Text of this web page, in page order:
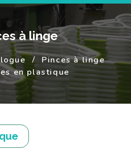
à linge
Pinces à linge
en plastique